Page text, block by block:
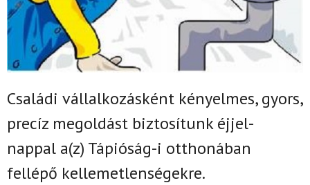
Családi vállalkozásként kényelmes, gyors,
precíz megoldást biztosítunkéjjel-
nappal a(z) Tápióság-i otthonában
fellépő kellemetlenségekre.